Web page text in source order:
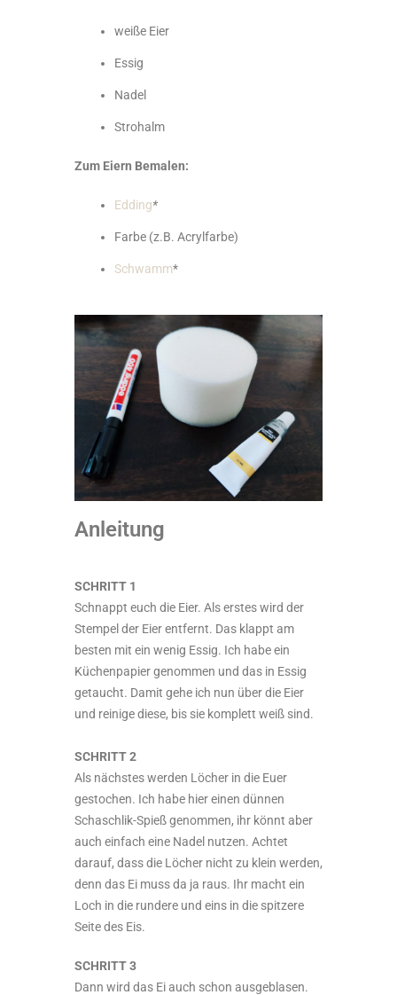
weiße Eier
Essig
Nadel
Strohalm
Zum Eiern Bemalen:
Edding*
Farbe (z.B. Acrylfarbe)
Schwamm*
Anleitung
SCHRITT 1
Schnappt euch die Eier. Als erstes wird der
Stempel der Eier entfernt. Das klappt am
besten mit ein wenig Essig. Ich habe ein
Küchenpapier genommen und das in Essig
getaucht. Damit gehe ich nun über die Eier
und reinige diese, bis sie komplett weiß sind.
SCHRITT 2
Als nächstes werden Löcher in die Euer
gestochen. Ich habe hier einen dünnen
Schaschlik-Spieß genommen, ihr könnt aber
auch einfach eine Nadel nutzen. Achtet
darauf, dass die Löcher nicht zu klein werden,
denn das Ei muss da ja raus. Ihr macht ein
Loch in die rundere und eins in die spitzere
Seite des Eis.
SCHRITT 3
Dann wird das Ei auch schon ausgeblasen.